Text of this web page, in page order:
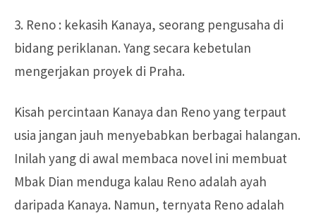
3. Reno : kekasih Kanaya, seorang pengusaha di
bidang periklanan. Yang secara kebetulan
mengerjakan proyek di Praha.
Kisah percintaan Kanaya dan Reno yang terpaut
usia jangan jauh menyebabkan berbagai halangan.
Inilah yang di awal membaca novel ini membuat
Mbak Dian menduga kalau Reno adalah ayah
daripada Kanaya. Namun, ternyata Reno adalah